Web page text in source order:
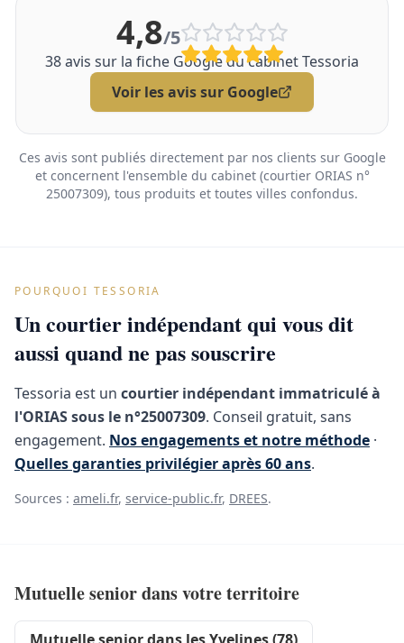
4,8/5
38avis sur la fiche Google du cabinet Tessoria
Voir les avis sur Google
Ces avis sont publiés directement par nos clients sur Google
et concernent l'ensemble du cabinet (courtier ORIAS n°
25007309), tous produits et toutes villes confondus.
POURQUOI TESSORIA
Un courtier indépendant qui vous dit
aussi quand ne pas souscrire
Tessoria est un courtier indépendant immatriculé à
l'ORIAS sous le n°25007309. Conseil gratuit, sans
engagement. Nos engagements et notre méthode ·
Quelles garanties privilégier après 60 ans.
Sources : ameli.fr, service-public.fr, DREES.
Mutuelle senior dans votre territoire